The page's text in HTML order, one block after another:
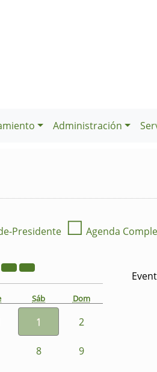
Administración
Presidente ☐ Agenda
Sáb Dom
1 2
8 9